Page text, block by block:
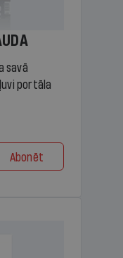
savā
portāla
Abonēt